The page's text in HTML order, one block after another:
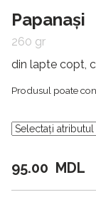
Papanași
260 gr
din lapte copt,
Produsul poate
95.00 MDL